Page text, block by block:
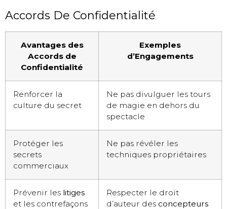
Accords De Confidentialité
Avantages des
Accords de
Confidentialité
Exemples
d’Engagements
Renforcer la
culture du secret
Ne pas divulguer les tours
de magie en dehors du
spectacle
Protéger les
secrets
commerciaux
Ne pas révéler les
techniques propriétaires
Prévenir les litiges
et les contrefaçons
Respecter le droit
d’auteur des concepteurs